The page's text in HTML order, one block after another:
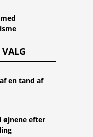
en tand af
øjnene efter